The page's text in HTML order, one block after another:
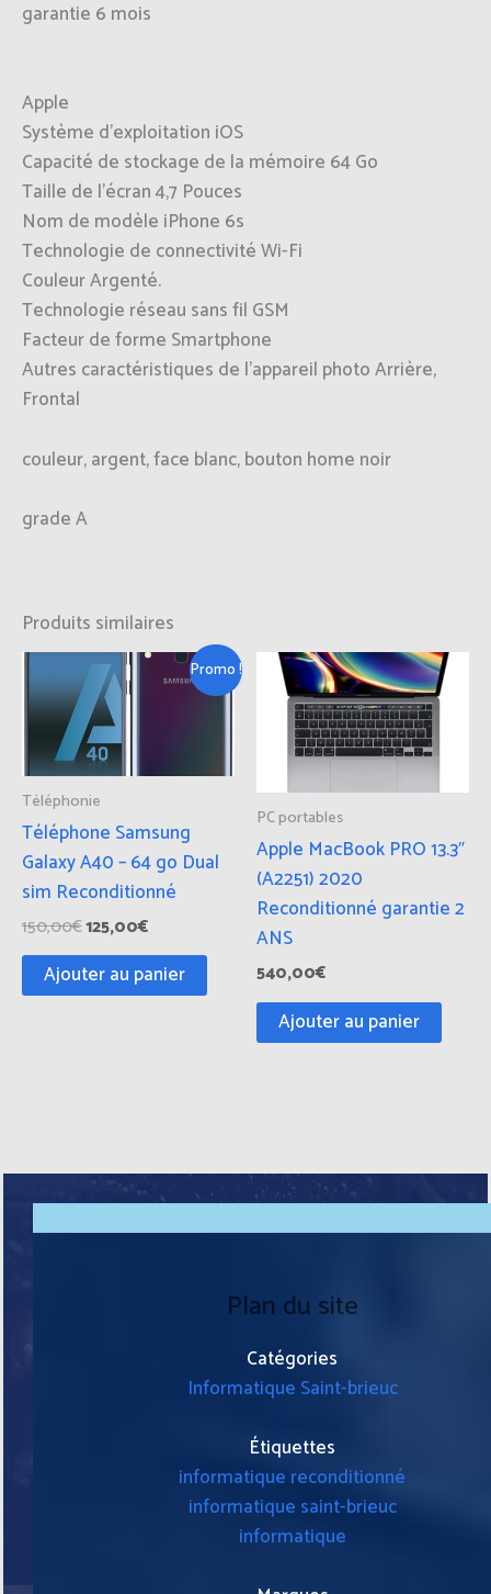
garantie 6 mois
Apple
Système d’exploitation iOS
Capacité de stockage de la mémoire 64 Go
Taille de l’écran 4,7 Pouces
Nom de modèle iPhone 6s
Technologie de connectivité Wi-Fi
Couleur Argenté.
Technologie réseau sans fil GSM
Facteur de forme Smartphone
Autres caractéristiques de l’appareil photo Arrière,
Frontal
couleur, argent, face blanc, bouton home noir
grade A
Produits similaires
Promo !
Téléphonie
Téléphone Samsung
Galaxy A40 – 64 go Dual
sim Reconditionné
150,00€
Le
prix
initial
était :
150,00€.
125,00€
Le
prix
Ajouter au panier
PC portables
Apple MacBook PRO 13.3″
(A2251) 2020
Reconditionné garantie 2
ANS
540,00€
Ajouter au panier
Plan du site
Catégories
Informatique Saint-brieuc
Étiquettes
informatique reconditionné
informatique saint-brieuc
informatique